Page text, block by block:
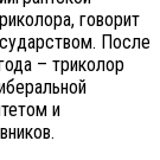
говорит
После
– триколор
и